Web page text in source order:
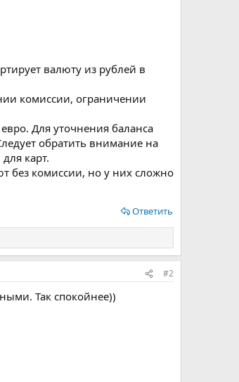
валюту из рублей в
комиссии, ограничении
Для уточнения баланса
обратить внимание на
карт.
без комиссии, но у них сложно
Ответить
#2
Так спокойнее))